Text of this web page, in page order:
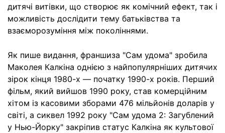
дитячі витівки, що створює як комічний ефект, так і
можливість дослідити тему батьківства та
взаєморозуміння між поколіннями.
Як пише видання, франшиза "Сам удома" зробила
Маколея Калкіна однією з найпопулярніших дитячих
зірок кінця 1980-х — початку 1990-х років. Перший
фільм, який вийшов 1990 року, став комерційним
хітом із касовими зборами 476 мільйонів доларів у
світі, а сиквел 1992 року "Сам удома 2: Загублений
у Нью-Йорку" закріпив статус Калкіна як культової